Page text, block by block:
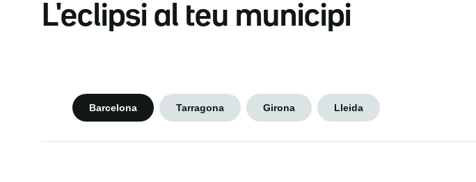
L'eclipsi al teu municipi
Barcelona Tarragona Girona Lleida